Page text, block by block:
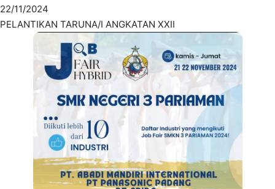
22/11/2024
PELANTIKAN TARUNA/I ANGKATAN XXII